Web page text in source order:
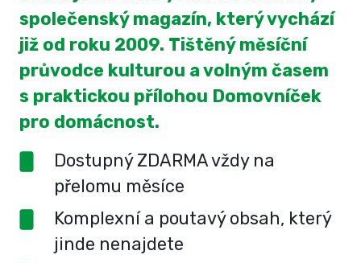
společenský magazín, který vychází
již od roku 2009. Tištěný měsíční
průvodce kulturou a volným časem
s praktickou přílohou Domovníček
pro domácnost.
Dostupný ZDARMA vždy na
přelomu měsíce
Komplexní a poutavý obsah, který
jinde nenajdete